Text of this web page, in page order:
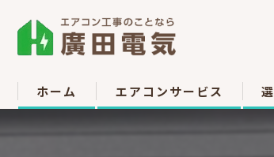
ホーム エアコンサービス